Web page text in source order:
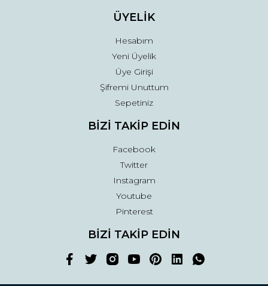
ÜYELİK
Hesabım
Yeni Üyelik
Üye Girişi
Şifremi Unuttum
Sepetiniz
BİZİ TAKİP EDİN
Facebook
Twitter
Instagram
Youtube
Pinterest
BİZİ TAKİP EDİN